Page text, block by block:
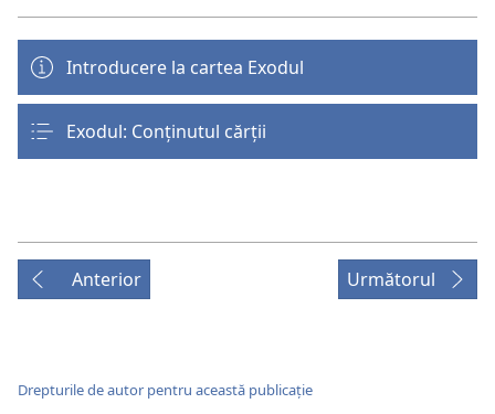
Introducere la cartea Exodul
Exodul: Conținutul cărții
Anterior Următorul
Drepturile de autor pentru această publicație